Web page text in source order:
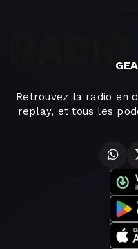
Retrouvez la radio en
replay, et tous les